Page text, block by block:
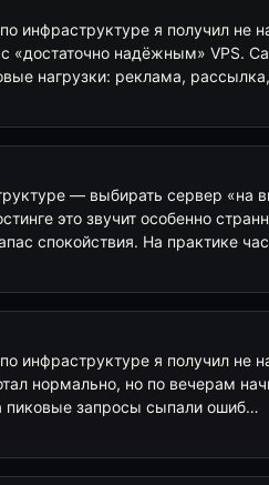
инфраструктуре я получил не
«достаточно надёжным» VPS.
нагрузки: реклама,
— выбирать сервер «на
это звучит особенно
спокойствия. На практике
инфраструктуре я получил не
нормально, но по вечерам
пиковые запросы сыпали ошиб…